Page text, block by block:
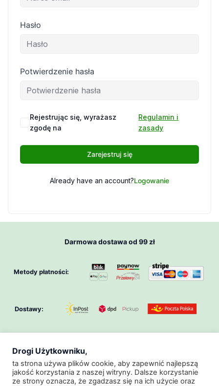
Hasło
Potwierdzenie hasła
Rejestrując się, wyrażasz
zgodę na
Regulamin i
zasady
Zarejestruj się
Already have an account?Logowanie
Darmowa dostawa od 99 zł
Metody płatności:
Dostawy:
O Nas Klub GeoZoo
Regulamin
Regulamin Promocji
Polityka Prywatności
Drogi Użytkowniku,
ta strona używa plików cookie, aby zapewnić najlepszą
jakość korzystania z naszej witryny. Dalsze korzystanie
ze strony oznacza, że zgadzasz się na ich użycie oraz